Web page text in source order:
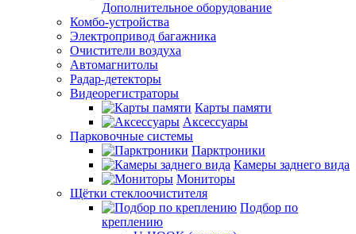
Дополнительное оборудование
Комбо-устройства
Электропривод багажника
Очистители воздуха
Автомагнитолы
Радар-детекторы
Видеорегистраторы
Карты памяти
Аксессуары
Парковочные системы
Парктроники
Камеры заднего вида
Мониторы
Щётки стеклоочистителя
Подбор по
креплению